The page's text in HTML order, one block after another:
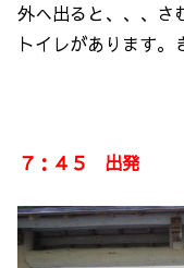
外へ出ると、、、さ
トイレがあります。
７：４５ 出発